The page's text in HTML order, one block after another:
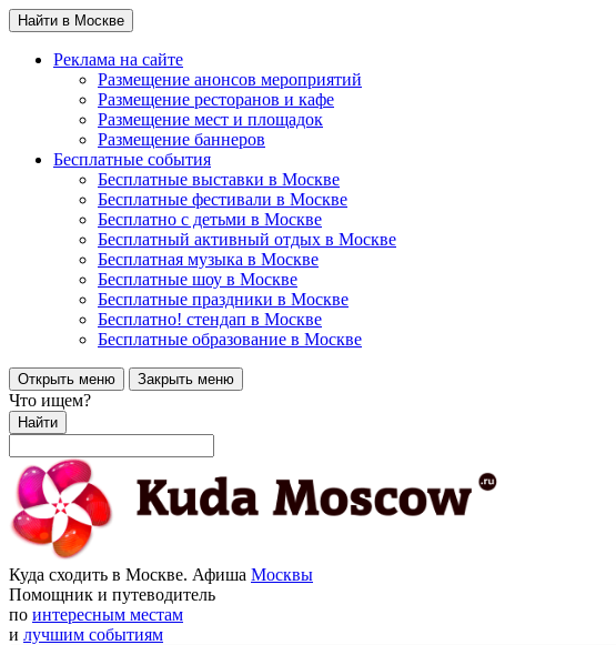
Найти в Москве
Реклама на сайте
Размещение анонсов мероприятий
Размещение ресторанов и кафе
Размещение мест и площадок
Размещение баннеров
Бесплатные события
Бесплатные выставки в Москве
Бесплатные фестивали в Москве
Бесплатно с детьми в Москве
Бесплатный активный отдых в Москве
Бесплатная музыка в Москве
Бесплатные шоу в Москве
Бесплатные праздники в Москве
Бесплатно! стендап в Москве
Бесплатные образование в Москве
Открыть меню Закрыть меню
Что ищем?
Найти
Куда сходить в Москве. Афиша Москвы
Помощник и путеводитель
по интересным местам
и лучшим событиям